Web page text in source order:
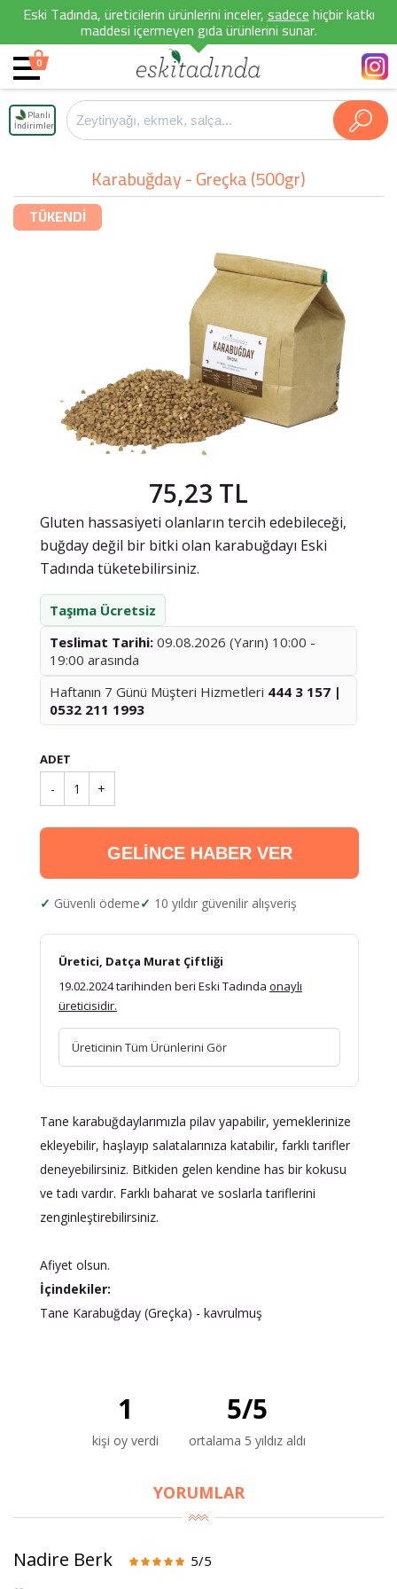
Eski Tadında, üreticilerin ürünlerini inceler,sadecehiçbir katkı
maddesi içermeyen gıda ürünlerini sunar.
0
Planlı
İndirimler
Karabuğday - Greçka (500gr)
TÜKENDİ
75,23 TL
Gluten hassasiyeti olanların tercih edebileceği,
buğday değil bir bitki olan karabuğdayı Eski
Tadında tüketebilirsiniz.
Taşıma Ücretsiz
Teslimat Tarihi: 09.08.2026 (Yarın) 10:00 -
19:00 arasında
Haftanın 7 Günü Müşteri Hizmetleri 444 3 157 |
0532 211 1993
ADET
- 1 +
GELİNCE HABER VER
Güvenli ödeme 10 yıldır güvenilir alışveriş
Üretici, Datça Murat Çiftliği
19.02.2024 tarihinden beri Eski Tadında onaylı
üreticisidir.
Üreticinin Tüm Ürünlerini Gör
Tane karabuğdaylarımızla pilav yapabilir, yemeklerinize
ekleyebilir, haşlayıp salatalarınıza katabilir, farklı tarifler
deneyebilirsiniz. Bitkiden gelen kendine has bir kokusu
ve tadı vardır. Farklı baharat ve soslarla tariflerini
zenginleştirebilirsiniz.
Afiyet olsun.
İçindekiler:
Tane Karabuğday (Greçka) - kavrulmuş
1
kişi oy verdi
5/5
ortalama 5 yıldız aldı
YORUMLAR
Nadire Berk 5/5